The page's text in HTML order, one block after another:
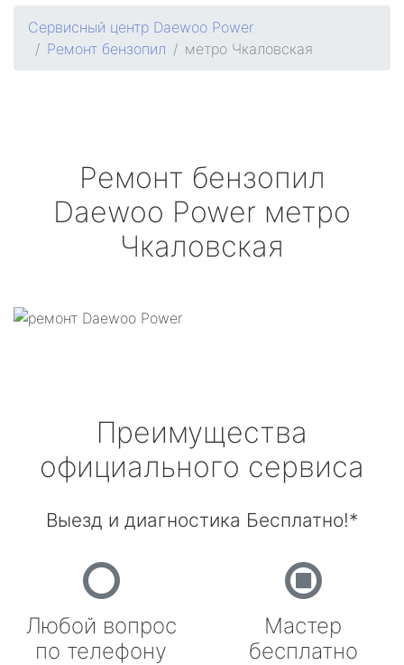
Сервисный центр Daewoo Power
Ремонт бензопил
метро Чкаловская
Ремонт бензопил
Daewoo Power метро
Чкаловская
Преимущества
официального сервиса
Выезд и диагностика Бесплатно!*
Любой вопрос
по телефону
Мастер
бесплатно